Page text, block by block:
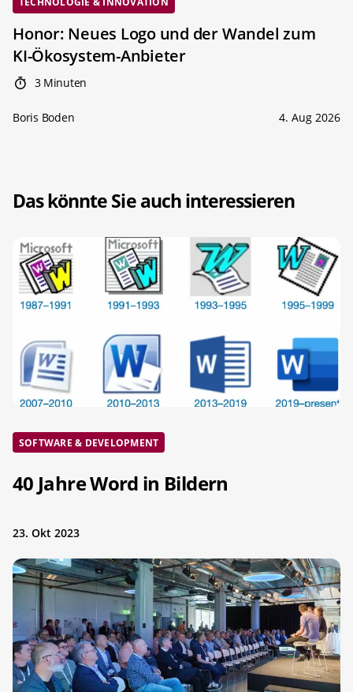
Honor: Neues Logo und der Wandel zum
KI-Ökosystem-Anbieter
3 Minuten
Boris Boden 4. Aug 2026
Das könnte Sie auch interessieren
SOFTWARE & DEVELOPMENT
40 Jahre Word in Bildern
23. Okt 2023